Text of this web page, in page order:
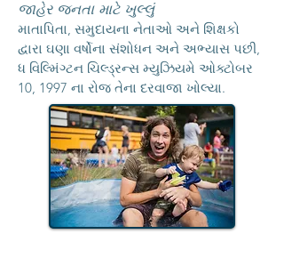
જાહેર જનતા માટે ખુલ્લું
માતાપિતા, સમુદાયના નેતાઓ અને શિક્ષકો
દ્વારા ઘણા વર્ષોના સંશોધન અને અભ્યાસ પછી,
ધ વિલ્મિંગ્ટન ચિલ્ડ્રન્સ મ્યુઝિયમે ઓક્ટોબર
10, 1997 ના રોજ તેના દરવાજા ખોલ્યા.